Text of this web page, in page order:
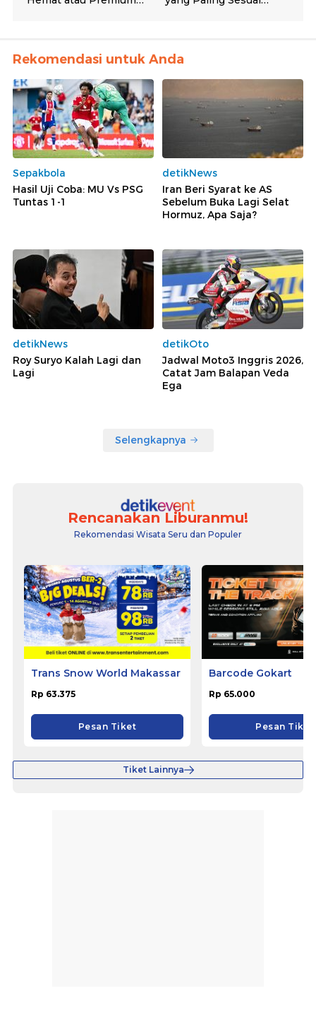
Rekomendasi untuk Anda
Sepakbola
Hasil Uji Coba: MU Vs PSG
Tuntas 1-1
detikNews
Iran Beri Syarat ke AS
Sebelum Buka Lagi Selat
Hormuz, Apa Saja?
detikNews
Roy Suryo Kalah Lagi dan
Lagi
detikOto
Jadwal Moto3 Inggris 2026,
Catat Jam Balapan Veda
Ega
Selengkapnya
Rencanakan Liburanmu!
Rekomendasi Wisata Seru dan Populer
Trans Snow World Makassar
Rp 63.375
Pesan Tiket
Barcode Gokart
Rp 65.000
Pesan Tiket
Tiket Lainnya